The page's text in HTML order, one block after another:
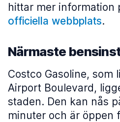
hittar mer information
officiella webbplats.
Närmaste
Costco Gasoline, som
Airport Boulevard,
staden. Den kan nås
minuter och är öppen